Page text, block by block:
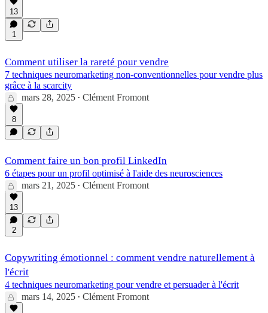
13
1
Comment utiliser la rareté pour vendre
7 techniques neuromarketing non-conventionnelles pour vendre plus
grâce à la scarcity
mars 28, 2025 • Clément Fromont
8
Comment faire un bon profil LinkedIn
6 étapes pour un profil optimisé à l'aide des neurosciences
mars 21, 2025 • Clément Fromont
13
2
Copywriting émotionnel : comment vendre naturellement à
l'écrit
4 techniques neuromarketing pour vendre et persuader à l'écrit
mars 14, 2025 • Clément Fromont